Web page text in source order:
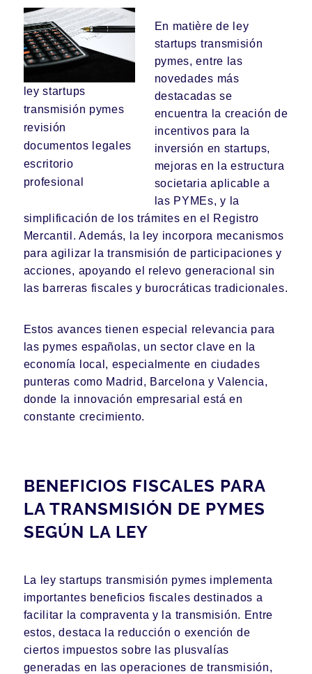
ley startups
transmisión pymes
revisión
documentos legales
escritorio
profesional
En matière de ley
startups transmisión
pymes, entre las
novedades más
destacadas se
encuentra la creación de
incentivos para la
inversión en startups,
mejoras en la estructura
societaria aplicable a
las PYMEs, y la
simplificación de los trámites en el Registro
Mercantil. Además, la ley incorpora mecanismos
para agilizar la transmisión de participaciones y
acciones, apoyando el relevo generacional sin
las barreras fiscales y burocráticas tradicionales.
Estos avances tienen especial relevancia para
las pymes españolas, un sector clave en la
economía local, especialmente en ciudades
punteras como Madrid, Barcelona y Valencia,
donde la innovación empresarial está en
constante crecimiento.
BENEFICIOS FISCALES PARA
LA TRANSMISIÓN DE PYMES
SEGÚN LA LEY
La ley startups transmisión pymes implementa
importantes beneficios fiscales destinados a
facilitar la compraventa y la transmisión. Entre
estos, destaca la reducción o exención de
ciertos impuestos sobre las plusvalías
generadas en las operaciones de transmisión,